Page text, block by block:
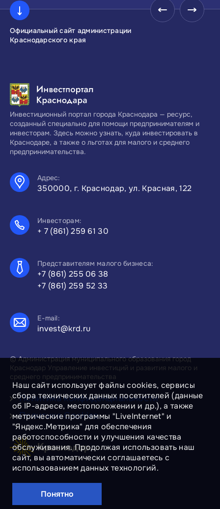
Официальный сайт администрации
Краснодарского края
Инвестиционный портал города Краснодара — ресурс,
созданный специально для помощи предпринимателям и
инвесторам. Здесь можно узнать, куда инвестировать в
Краснодаре, а также о льготах для малого и среднего
предпринимательства.
Адрес:
350000, г. Краснодар, ул. Красная, 122
Инвесторам:
+ 7 (861) 259 61 30
Представителям малого бизнеса:
+7 (861) 255 06 38
+7 (861) 259 52 33
E-mail:
invest@krd.ru
© Администрация муниципального образования город
Краснодар Управление инвестиций и развития малого и
среднего предпринимательства
Политика конфиденциальности
Политика Cookies
Наш сайт использует файлы cookies, сервисы
сбора технических данных посетителей (данные
об IP-адресе, местоположении и др.), а также
метрические программы "LiveInternet" и
"Яндекс.Метрика" для обеспечения
работоспособности и улучшения качества
обслуживания. Продолжая использовать наш
сайт, вы автоматически соглашаетесь с
использованием данных технологий.
Понятно